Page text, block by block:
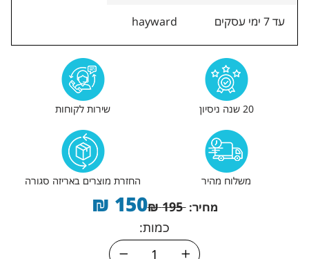
עד 7 ימי עסקים
hayward
20 שנה ניסיון שירות לקוחות
משלוח מהיר החזרת מוצרים באריזה סגורה
מחיר: 195
₪
150
₪
כמות: